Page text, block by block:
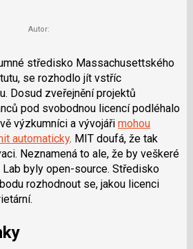
Autor:
středisko Massachusettského
se rozhodlo jít vstříc
Dosud zveřejnění projektů
pod svobodnou licencí podléhalo
výzkumníci a vývojáři mohou
automaticky. MIT doufá, že tak
Neznamená to ale, že by veškeré
byly open-source. Středisko
rozhodnout se, jakou licenci